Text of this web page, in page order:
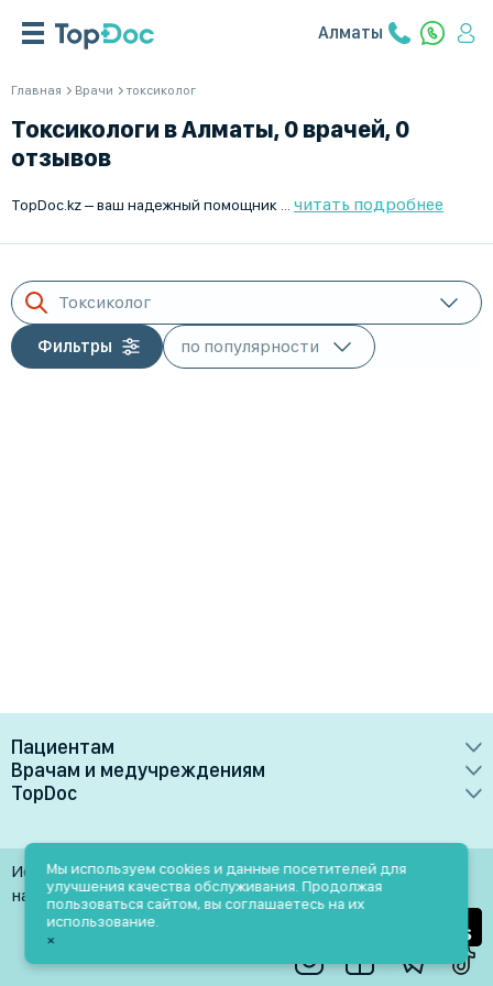
Алматы
Главная Врачи токсиколог
Токсикологи в Алматы, 0 врачей, 0
отзывов
читать подробнее
Токсиколог
Фильтры
Пациентам
Врачи
Клиники
Лаборатории
Услуги
Блог
Акции и скидки
Врачам и медучреждениям
Преимущества
Медучреждениям
Врачам
TopDoc
Контакты
Помощь
Использование материалов разрешено только при
наличии активной ссылки на источник
Мы используем cookies и данные посетителей для
улучшения качества обслуживания. Продолжая
пользоваться сайтом, вы соглашаетесь на их
использование.
×